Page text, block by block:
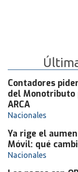
Contadores
del Monotributo
ARCA
Nacionales
Ya rige el
Móvil: qué
Nacionales